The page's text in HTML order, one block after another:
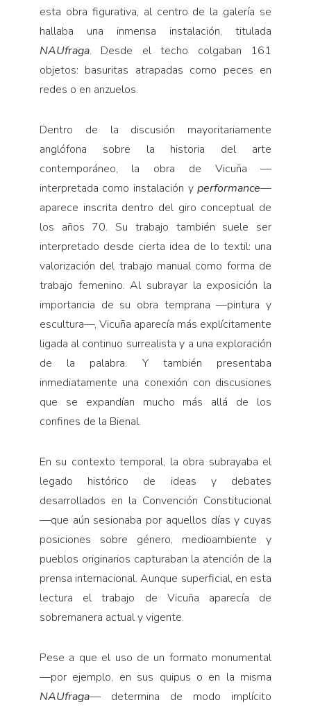
esta obra figurativa, al centro de la galería se
hallaba una inmensa instalación, titulada
NAUfraga. Desde el techo colgaban 161
objetos: basuritas atrapadas como peces en
redes o en anzuelos.
Dentro de la discusión mayoritariamente
anglófona sobre la historia del arte
contemporáneo, la obra de Vicuña —
interpretada como instalación yperformance—
aparece inscrita dentro del giro conceptual de
los años 70. Su trabajo también suele ser
interpretado desde cierta idea de lo textil: una
valorización del trabajo manual como forma de
trabajo femenino. Al subrayar la exposición la
importancia de su obra temprana —pintura y
escultura—, Vicuña aparecía más explícitamente
ligada al continuo surrealista y a una exploración
de la palabra. Y también presentaba
inmediatamente una conexión con discusiones
que se expandían mucho más allá de los
confines de la Bienal.
En su contexto temporal, la obra subrayaba el
legado histórico de ideas y debates
desarrollados en la Convención Constitucional
—que aún sesionaba por aquellos días y cuyas
posiciones sobre género, medioambiente y
pueblos originarios capturaban la atención de la
prensa internacional. Aunque superficial, en esta
lectura el trabajo de Vicuña aparecía de
sobremanera actual y vigente.
Pese a que el uso de un formato monumental
—por ejemplo, en sus quipus o en la misma
NAUfraga— determina de modo implícito